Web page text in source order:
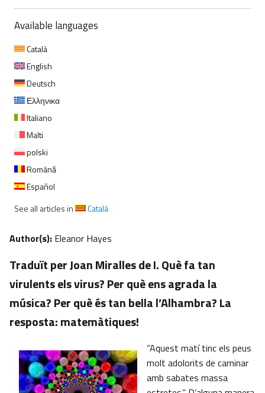
Available languages
Català
English
Deutsch
Ελληνικα
Italiano
Malti
polski
Română
Español
See all articles in
Català
Author(s): Eleanor Hayes
Traduït per Joan Miralles de I. Què fa tan
virulents els virus? Per què ens agrada la
música? Per què és tan bella l’Alhambra? La
resposta: matemàtiques!
“Aquest matí tinc els peus
molt adolorits de caminar
amb sabates massa